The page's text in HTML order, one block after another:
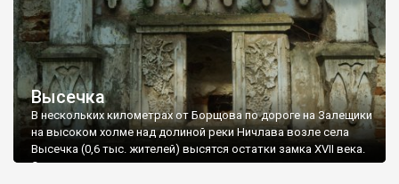
Высечка
В нескольких километрах от Борщова по дороге на Залещики
на высоком холме над долиной реки Ничлава возле села
Высечка (0,6 тыс. жителей) высятся остатки замка XVII века.
Это место поражает каждого, кто впервые попадает сюда.